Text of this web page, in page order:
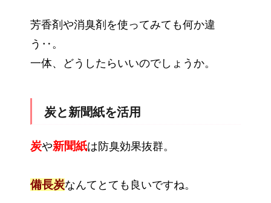
芳香剤や消臭剤を使ってみても何か違
う‥。
一体、どうしたらいいのでしょうか。
炭と新聞紙を活用
炭や新聞紙は防臭効果抜群。
備長炭なんてとても良いですね。